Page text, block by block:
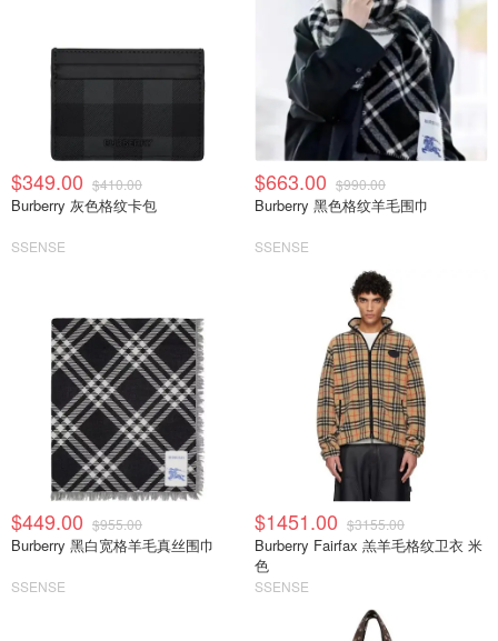
$349.00 $410.00
Burberry 灰色格纹卡包
SSENSE
$663.00 $990.00
Burberry 黑色格纹羊毛围巾
SSENSE
$449.00 $955.00
Burberry 黑白宽格羊毛真丝围巾
SSENSE
$1451.00 $3155.00
Burberry Fairfax 羔羊毛格纹卫衣 米
色
SSENSE